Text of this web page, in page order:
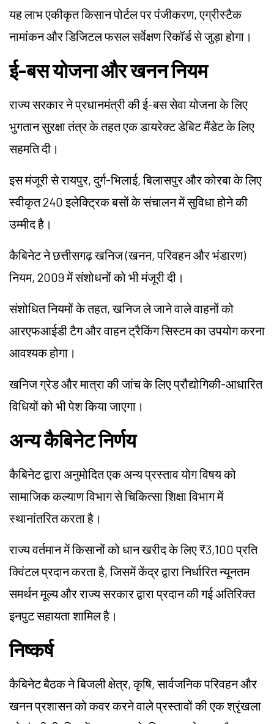
यह लाभ एकीकृत किसान पोर्टल पर पंजीकरण, एग्रीस्टैक
नामांकन और डिजिटल फसल सर्वेक्षण रिकॉर्ड से जुड़ा होगा।
ई-बस योजना और खनन नियम
राज्य सरकार ने प्रधानमंत्री की ई-बस सेवा योजना के लिए
भुगतान सुरक्षा तंत्र के तहत एक डायरेक्ट डेबिट मैंडेट के लिए
सहमति दी।
इस मंजूरी से रायपुर, दुर्ग-भिलाई, बिलासपुर और कोरबा के लिए
स्वीकृत 240 इलेक्ट्रिक बसों के संचालन में सुविधा होने की
उम्मीद है।
कैबिनेट ने छत्तीसगढ़ खनिज (खनन, परिवहन और भंडारण)
नियम, 2009 में संशोधनों को भी मंजूरी दी।
संशोधित नियमों के तहत, खनिज ले जाने वाले वाहनों को
आरएफआईडी टैग और वाहन ट्रैकिंग सिस्टम का उपयोग करना
आवश्यक होगा।
खनिज ग्रेड और मात्रा की जांच के लिए प्रौद्योगिकी-आधारित
विधियों को भी पेश किया जाएगा।
अन्य कैबिनेट निर्णय
कैबिनेट द्वारा अनुमोदित एक अन्य प्रस्ताव योग विषय को
सामाजिक कल्याण विभाग से चिकित्सा शिक्षा विभाग में
स्थानांतरित करता है।
राज्य वर्तमान में किसानों को धान खरीद के लिए ₹3,100 प्रति
क्विंटल प्रदान करता है, जिसमें केंद्र द्वारा निर्धारित न्यूनतम
समर्थन मूल्य और राज्य सरकार द्वारा प्रदान की गई अतिरिक्त
इनपुट सहायता शामिल है।
निष्कर्ष
कैबिनेट बैठक ने बिजली क्षेत्र, कृषि, सार्वजनिक परिवहन और
खनन प्रशासन को कवर करने वाले प्रस्तावों की एक श्रृंखला